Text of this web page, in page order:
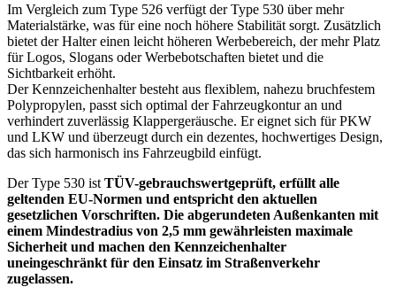
Im Vergleich zum Type 526 verfügt der Type 530 über mehr
Materialstärke, was für eine noch höhere Stabilität sorgt. Zusätzlich
bietet der Halter einen leicht höheren Werbebereich, der mehr Platz
für Logos, Slogans oder Werbebotschaften bietet und die
Sichtbarkeit erhöht.
Der Kennzeichenhalter besteht aus flexiblem, nahezu bruchfestem
Polypropylen, passt sich optimal der Fahrzeugkontur an und
verhindert zuverlässig Klappergeräusche. Er eignet sich für PKW
und LKW und überzeugt durch ein dezentes, hochwertiges Design,
das sich harmonisch ins Fahrzeugbild einfügt.
Der Type 530 ist TÜV-gebrauchswertgeprüft, erfüllt alle
geltenden EU-Normen und entspricht den aktuellen
gesetzlichen Vorschriften. Die abgerundeten Außenkanten mit
einem Mindestradius von 2,5 mm gewährleisten maximale
Sicherheit und machen den Kennzeichenhalter
uneingeschränkt für den Einsatz im Straßenverkehr
zugelassen.